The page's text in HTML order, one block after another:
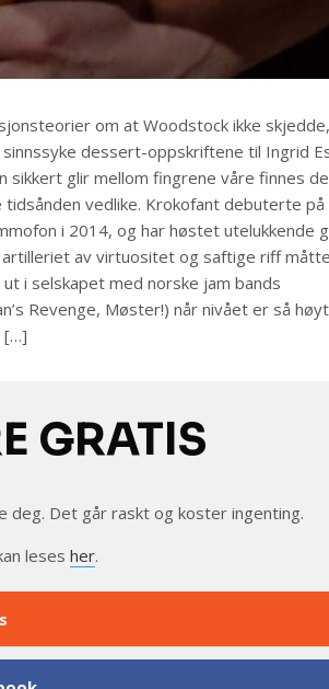
om at Woodstock ikke skjedde,
dessert-oppskriftene til Ingrid
sikkert glir mellom fingrene våre finnes
vedlike. Krokofant debuterte
i 2014, og har høstet utelukkende
av virtuositet og saftige riff
i selskapet med norske jam bands
Revenge, Møster!) når nivået er så
[…]
GRATIS
deg. Det går raskt og koster ingenting.
leses her.